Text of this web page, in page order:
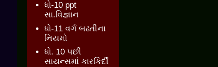
ધો-10 ppt
સા.વિજ્ઞાન
ધો-11 વર્ગ બઢતીના
નિયમો
ધો. 10 પછી
સાયન્સમાં કારકિર્દી